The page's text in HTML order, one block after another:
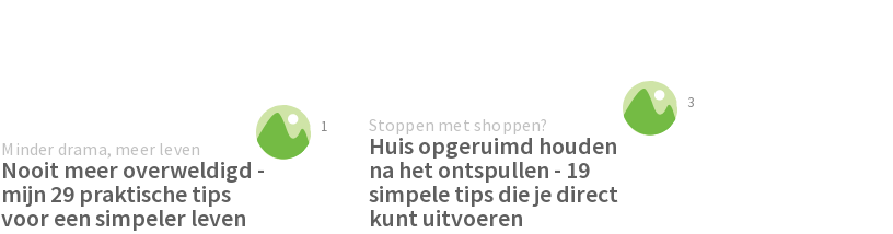
1
Minder drama, meer leven
Nooit meer overweldigd -
mijn 29 praktische tips
voor een simpeler leven
3
Stoppen met shoppen?
Huis opgeruimd houden
na het ontspullen - 19
simpele tips die je direct
kunt uitvoeren